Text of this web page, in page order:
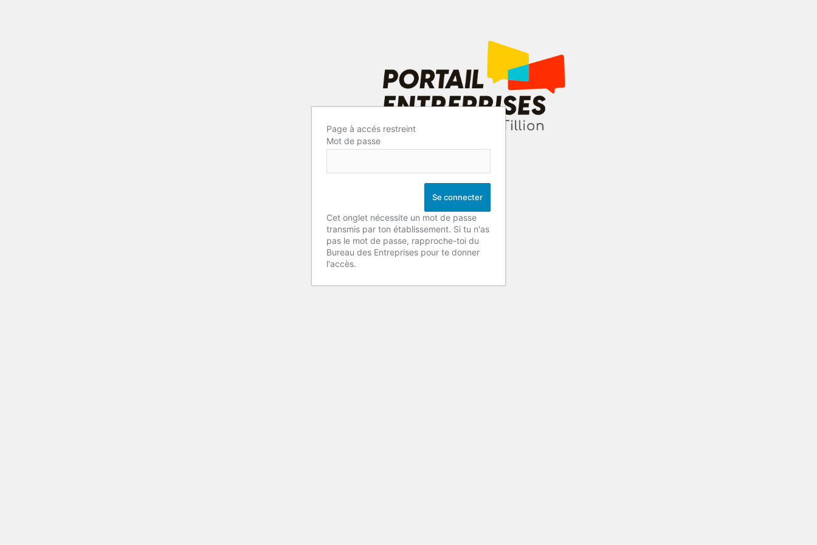
Page à accés restreint
Mot de passe
Cet onglet nécessite un mot de passe
transmis par ton établissement. Si tu n'as
pas le mot de passe, rapproche-toi du
Bureau des Entreprises pour te donner
l'accès.